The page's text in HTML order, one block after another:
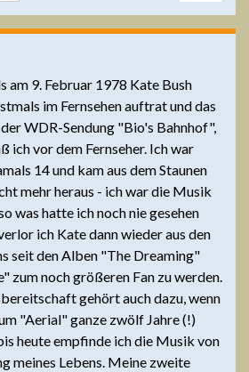
am 9. Februar 1978 Kate Bush
im Fernsehen auftrat und das
WDR-Sendung "Bio's Bahnhof",
ich vor dem Fernseher. Ich war
14 und kam aus dem Staunen
mehr heraus - ich war die Musik
was hatte ich noch nie gesehen
ich Kate dann wieder aus den
seit den Alben "The Dreaming"
zum noch größeren Fan zu werden.
gehört auch dazu, wenn
"Aerial" ganze zwölf Jahre (!)
heute empfinde ich die Musik von
meines Lebens. Meine zweite